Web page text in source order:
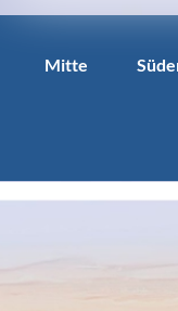
Mitte